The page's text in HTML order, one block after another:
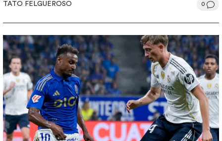
TATO FELGUEROSO 0